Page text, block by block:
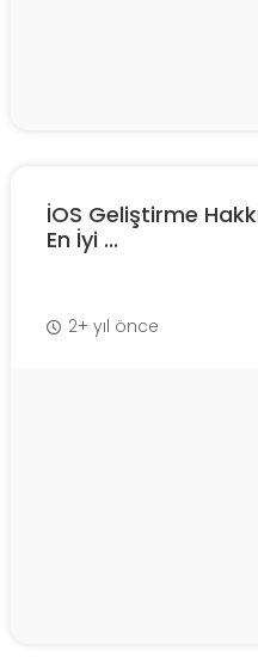
İOS Geliştirme
En İyi ...
2+ yıl önce